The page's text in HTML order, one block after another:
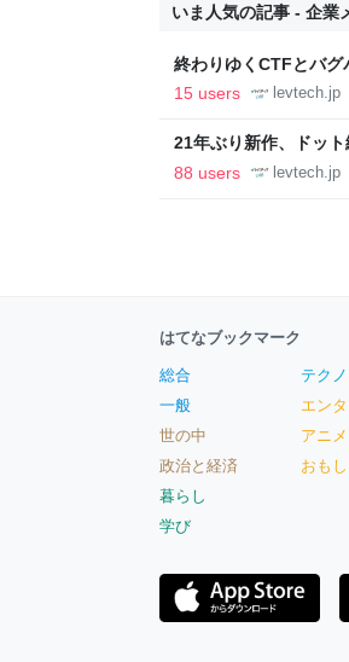
いま人気の記事 - 企業
終わりゆくCTFとバ
ること【フォーカス】
15 users levtech.jp
21年ぶり新作、ドッ
ついて作者に聞く【フ
88 users levtech.jp
はてなブックマーク
総合
一般
世の中
政治と経済
暮らし
学び
テク
エン
アニ
おも